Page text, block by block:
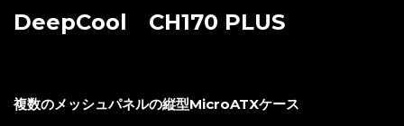
DeepCool CH170 PLUS
複数のメッシュパネルの縦型MicroATXケース